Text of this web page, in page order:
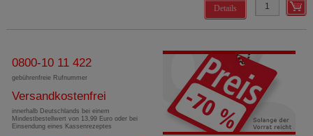
Details
0800-10 11 422
gebührenfreie Rufnummer
Versandkostenfrei
innerhalb Deutschlands bei einem
Mindestbestellwert von 13,99 Euro oder bei
Einsendung eines Kassenrezeptes